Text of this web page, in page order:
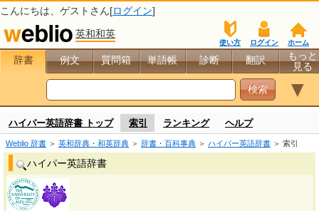
こんにちは、 ゲスト さん[ログイン]
英和和英
ホーム
ログイン
使い方
辞書 例文 質問箱 単語帳 診断 翻訳
もっと
見る
▼
ハイパー英語辞書 トップ 索引 ランキング ヘルプ
Weblio 辞書 ＞ 英和辞典・和英辞典 ＞ 辞書・百科事典 ＞ ハイパー英語辞書 ＞ 索引
ハイパー英語辞書